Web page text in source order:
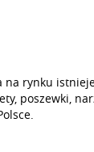
na rynku
poszewki,